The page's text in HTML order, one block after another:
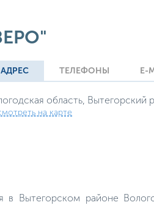
АДРЕС ТЕЛЕФОНЫ E-
область, Вытегорский
на карте
в Вытегорском районе